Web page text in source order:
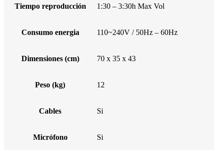
Tiempo reproducción 1:30 – 3:30h Max Vol
Consumo energia 110~240V / 50Hz – 60Hz
Dimensiones (cm) 70 x 35 x 43
Peso (kg) 12
Cables Si
Micrófono Si